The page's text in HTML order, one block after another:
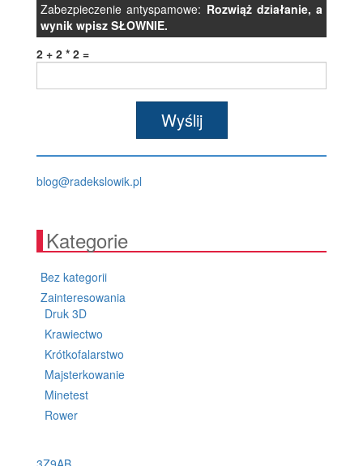
Zabezpieczenie antyspamowe: Rozwiąż działanie, a
wynik wpisz SŁOWNIE.
2 + 2 * 2 =
lp.kiwolskedar@golb
Kategorie
Bez kategorii
Zainteresowania
Druk 3D
Krawiectwo
Krótkofalarstwo
Majsterkowanie
Minetest
Rower